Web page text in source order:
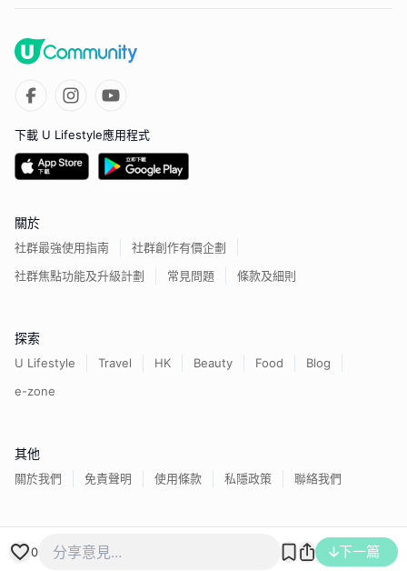
0 下一篇
下載 U Lifestyle應用程式
關於
社群最強使用指南
社群創作有價企劃
社群焦點功能及升級計劃
常見問題 條款及細則
探索
U Lifestyle Travel HK Beauty Food
Blog
e-zone
其他
關於我們 免責聲明 使用條款 私隱政策 聯絡我們
香港經濟日報版權所有©